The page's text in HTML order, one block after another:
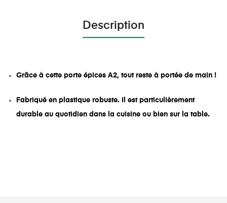
Description
Grâce à cette porte épices A2, tout reste à portée de main !
Fabriqué en plastique robuste. Il est particulièrement
durable au quotidien dans la cuisine ou bien sur la table.